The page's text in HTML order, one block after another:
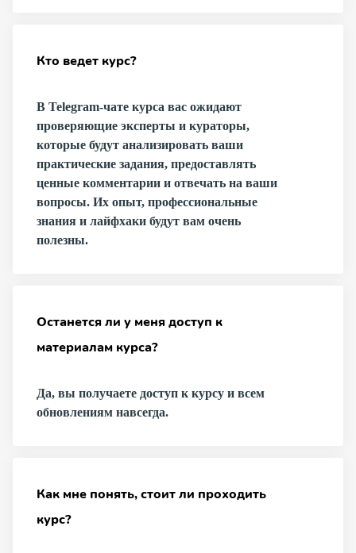
Кто ведет курс?
В Telegram-чате курса вас ожидают
проверяющие эксперты и кураторы,
которые будут анализировать ваши
практические задания, предоставлять
ценные комментарии и отвечать на ваши
вопросы. Их опыт, профессиональные
знания и лайфхаки будут вам очень
полезны.
Останется ли у меня доступ к
материалам курса?
Да, вы получаете доступ к курсу и всем
обновлениям навсегда.
Как мне понять, стоит ли проходить
курс?